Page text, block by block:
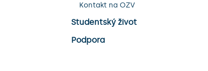
Kontakt na OZV
Studentský život
Podpora